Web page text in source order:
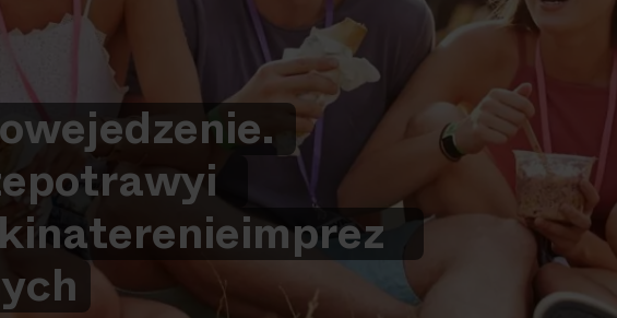
jedzenie.
potrawyi
naterenieimprez